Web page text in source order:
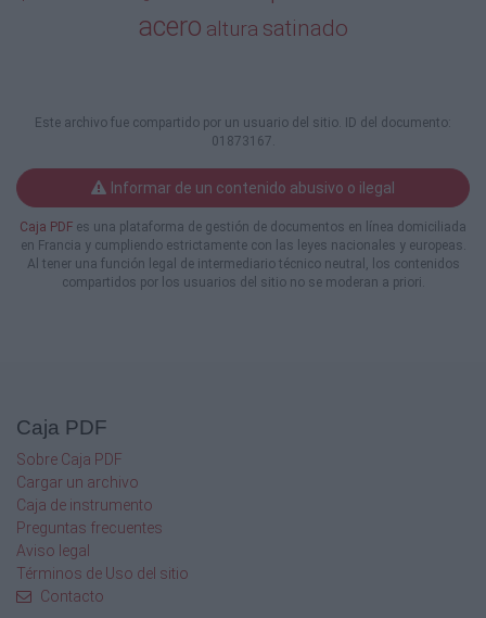
esterilización.
S.A.S. Pasamateriales Pass box
Caracteristicas generales
En una instalación de salas blancas deben
considerarse el paso de producto o material
sin que suponga un cambio de de
presión o temperatura entre las distintas
salas.
Los SAS pasamateriales DARLEX permiten la
entrada y salida de materiales a las zonas
variables según modelos.
Fabricados con cámara intermedia aislante
en las cuatro caras, con canto redondeado
en su interior para facilitar
la limpieza.
Posibilidad de incorporar bandeja intermedia
desmontable.
Las puertas están provistas de un sistema
eléctrico o manual para su apertura y
acero altura satinado
Este archivo fue compartido por un usuario del sitio. ID del documento:
01873167.
Informar de un contenido abusivo o ilegal
Caja PDF es una plataforma de gestión de documentos en línea domiciliada
en Francia y cumpliendo estrictamente con las leyes nacionales y europeas.
Al tener una función legal de intermediario técnico neutral, los contenidos
compartidos por los usuarios del sitio no se moderan a priori.
Caja PDF
Sobre Caja PDF
Cargar un archivo
Caja de instrumento
Preguntas frecuentes
Aviso legal
Términos de Uso del sitio
Contacto